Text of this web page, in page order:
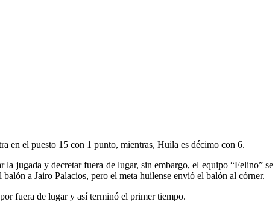
en el puesto 15 con 1 punto, mientras, Huila es décimo con 6.
jugada y decretar fuera de lugar, sin embargo, el equipo “Felino” se
a Jairo Palacios, pero el meta huilense envió el balón al córner.
fuera de lugar y así terminó el primer tiempo.